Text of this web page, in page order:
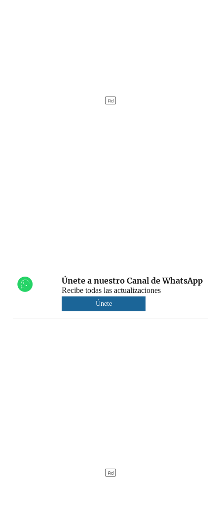
Únete a nuestro Canal de WhatsApp
Recibe todas las actualizaciones
Únete